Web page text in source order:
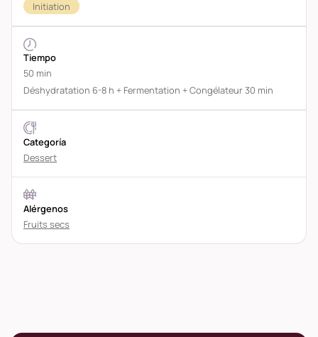
Initiation
Tiempo
50 min
Déshydratation 6-8 h + Fermentation + Congélateur 30 min
Categoría
Dessert
Alérgenos
Fruits secs